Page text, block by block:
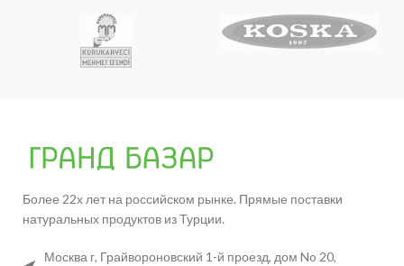
Более 22х лет на российском рынке. Прямые поставки
натуральных продуктов из Турции.
Москва г, Грайвороновский 1-й проезд, дом No 20,